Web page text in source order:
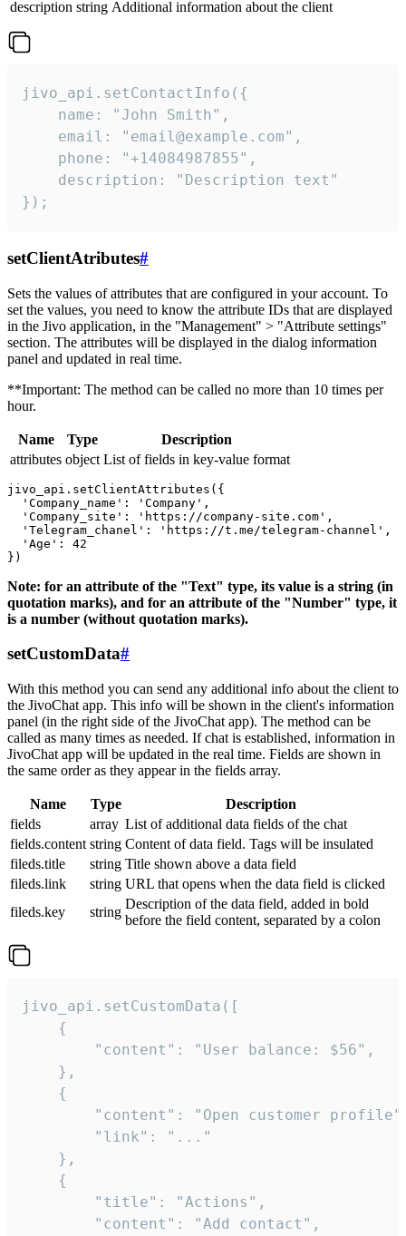
description string Additional information about the client
jivo_api.setContactInfo({
    name: "John Smith",
    email: "email@example.com",
    phone: "+14084987855",
    description: "Description text"
});
setClientAtributes#
Sets the values ​​of attributes that are configured in your account. To
set the values, you need to know the attribute IDs that are displayed
in the Jivo application, in the "Management" > "Attribute settings"
section. The attributes will be displayed in the dialog information
panel and updated in real time.
**Important: The method can be called no more than 10 times per
hour.
Name Type
Description
attributes object List of fields in key-value format
jivo_api.setClientAttributes({
  'Company_name': 'Company',
  'Company_site': 'https://company-site.com',
  'Telegram_chanel': 'https://t.me/telegram-channel',
  'Age': 42
Note: for an attribute of the "Text" type, its value is a string (in
quotation marks), and for an attribute of the "Number" type, it
is a number (without quotation marks).
setCustomData#
With this method you can send any additional info about the client to
the JivoChat app. This info will be shown in the client's information
panel (in the right side of the JivoChat app). The method can be
called as many times as needed. If chat is established, information in
JivoChat app will be updated in the real time. Fields are shown in
the same order as they appear in the fields array.
Name Type
Description
fields
array List of additional data fields of the chat
fields.content string Content of data field. Tags will be insulated
fileds.title
string Title shown above a data field
fileds.link
string URL that opens when the data field is clicked
fileds.key
string
Description of the data field, added in bold
before the field content, separated by a colon
jivo_api.setCustomData([
    {
        "content": "User balance: $56",
    },
    {
"content": "Open customer
        "link": "..."
    },
    {
        "title": "Actions",
        "content": "Add contact",